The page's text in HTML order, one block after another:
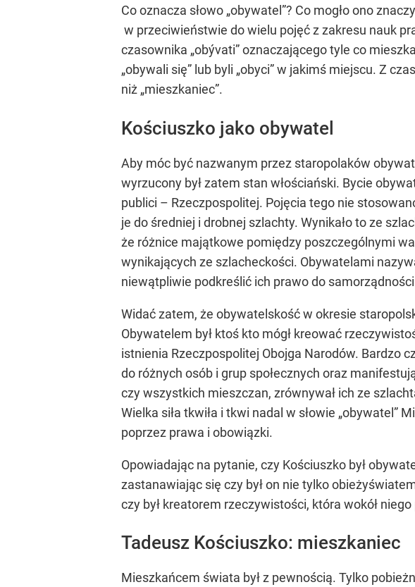
Co oznacza słowo „obywatel”? Co mogło ono
w przeciwieństwie do wielu pojęć z zakresu nauk
czasownika „obývati” oznaczającego tyle co
„obywali się” lub byli „obyci” w jakimś miejscu. Z
niż „mieszkaniec”.
Kościuszko jako obywatel
Aby móc być nazwanym przez staropolaków
wyrzucony był zatem stan włościański. Bycie
publici – Rzeczpospolitej. Pojęcia tego nie
je do średniej i drobnej szlachty. Wynikało to ze
że różnice majątkowe pomiędzy poszczególnymi
wynikających ze szlacheckości. Obywatelami
niewątpliwie podkreślić ich prawo do
Widać zatem, że obywatelskość w okresie
Obywatelem był ktoś kto mógł kreować
istnienia Rzeczpospolitej Obojga Narodów. Bardzo
do różnych osób i grup społecznych oraz
czy wszystkich mieszczan, zrównywał ich ze
Wielka siła tkwiła i tkwi nadal w słowie „obywatel”
poprzez prawa i obowiązki.
Opowiadając na pytanie, czy Kościuszko był
zastanawiając się czy był on nie tylko
czy był kreatorem rzeczywistości, która wokół niego
Tadeusz Kościuszko: mieszkaniec
Mieszkańcem świata był z pewnością. Tylko